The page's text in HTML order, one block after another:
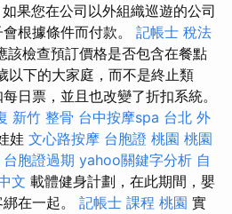
果您在公司以外組織巡遊的公司
根據條件而付款。 記帳士 稅法
該檢查預訂價格是否包含在餐點
以下的大家庭，而不是終止類
日票，並且也改變了折扣系統。
新竹 整骨 台中按摩spa 台北 外
娃 文心路按摩 台胞證 桃園 桃園
台胞證過期 yahoo關鍵字分析 自
文 載體健身計劃，在此期間，嬰
在一起。 記帳士 課程 桃園 實